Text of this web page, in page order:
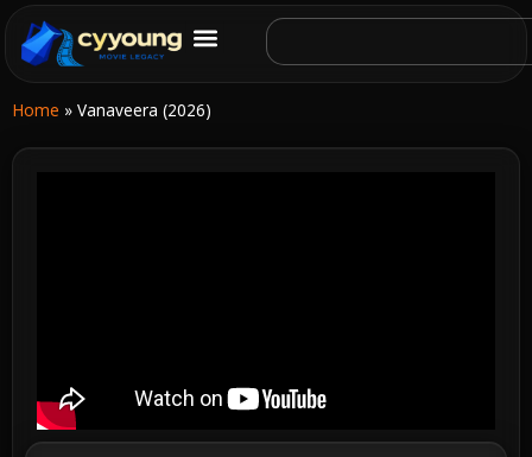
Home » Vanaveera (2026)